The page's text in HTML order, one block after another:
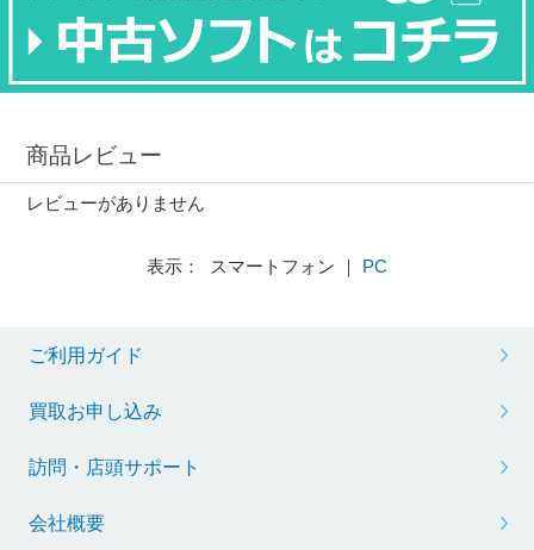
商品レビュー
レビューがありません
表示： スマートフォン ｜ PC
ご利用ガイド
買取お申し込み
訪問・店頭サポート
会社概要